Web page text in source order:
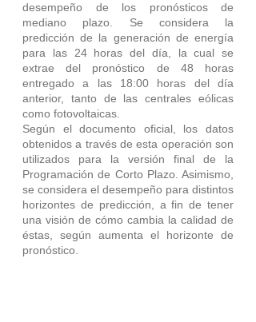
desempeño de los pronósticos de
mediano plazo. Se considera la
predicción de la generación de energía
para las 24 horas del día, la cual se
extrae del pronóstico de 48 horas
entregado a las 18:00 horas del día
anterior, tanto de las centrales eólicas
como fotovoltaicas.
Según el documento oficial, los datos
obtenidos a través de esta operación son
utilizados para la versión final de la
Programación de Corto Plazo. Asimismo,
se considera el desempeño para distintos
horizontes de predicción, a fin de tener
una visión de cómo cambia la calidad de
éstas, según aumenta el horizonte de
pronóstico.